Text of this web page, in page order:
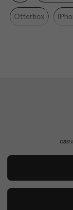
Material
Otterbox
OBS!